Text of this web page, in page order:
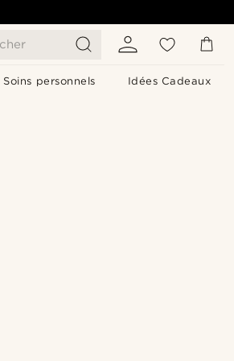
Soins personnels Idées Cadeaux